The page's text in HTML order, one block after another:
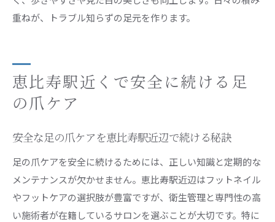
重ねが、トラブル知らずの足元を作ります。
恵比寿駅近くで安全に続ける足
の爪ケア
安全な足の爪ケアを恵比寿駅近辺で続ける秘訣
足の爪ケアを安全に続けるためには、正しい知識と定期的な
メンテナンスが欠かせません。恵比寿駅近辺はフットネイル
やフットケアの選択肢が豊富ですが、衛生管理と専門性の高
い施術者が在籍しているサロンを選ぶことが大切です。特に